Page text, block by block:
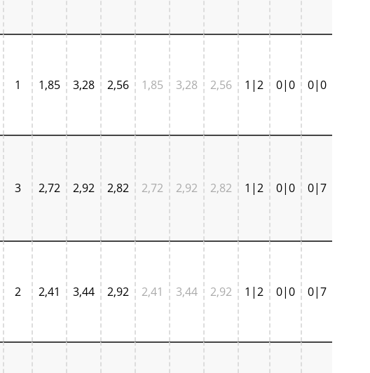
1 1,85 3,28 2,56 1,85 3,28 2,56 1|2 0|0 0|0
3 2,72 2,92 2,82 2,72 2,92 2,82 1|2 0|0 0|7
2 2,41 3,44 2,92 2,41 3,44 2,92 1|2 0|0 0|7